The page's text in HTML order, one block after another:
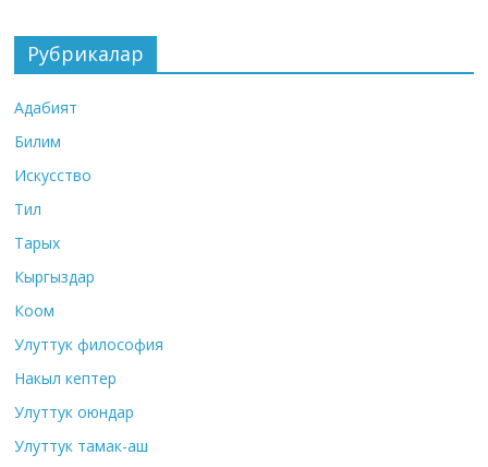
Рубрикалар
Адабият
Билим
Искусство
Тил
Тарых
Кыргыздар
Коом
Улуттук философия
Накыл кептер
Улуттук оюндар
Улуттук тамак-аш